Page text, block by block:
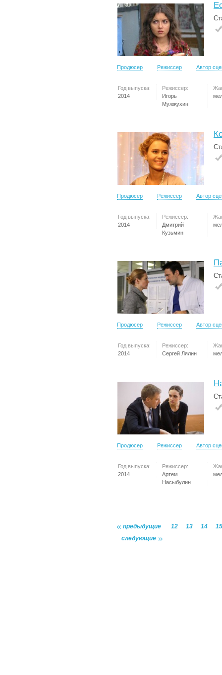
Продюсер Режиссер Автор
Год выпуска:
2014
Режиссер:
Игорь
Мужжухин
Продюсер Режиссер Автор
Год выпуска:
2014
Режиссер:
Дмитрий
Кузьмин
Продюсер Режиссер Автор
Год выпуска:
2014
Режиссер:
Сергей Лялин
Продюсер Режиссер Автор
Год выпуска:
2014
Режиссер:
Артем
Насыбулин
предыдущие 12 13 14
15
следующие